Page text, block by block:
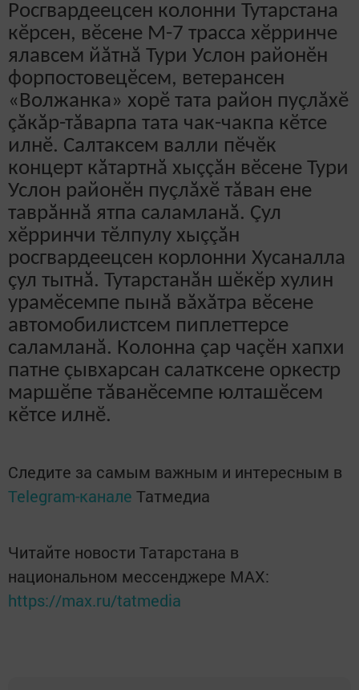
Росгвардеецсен колонни Тутарстана
кӗрсен, вӗсене М-7 трасса хӗрринче
ялавсем йăтнă Тури Услон районӗн
форпостовецӗсем, ветерансен
«Волжанка» хорӗ тата район пуçлăхӗ
çăкăр-тăварпа тата чак-чакпа кӗтсе
илнӗ. Салтаксем валли пӗчӗк
концерт кăтартнă хыççăн вӗсене Тури
Услон районӗн пуçлăхӗ тăван ене
таврăннă ятпа саламланă. Çул
хӗрринчи тӗлпулу хыççăн
росгвардеецсен корлонни Хусаналла
çул тытнă. Тутарстанăн шӗкӗр хулин
урамӗсемпе пынă вăхăтра вӗсене
автомобилистсем пиплеттерсе
саламланă. Колонна çар чаçӗн хапхи
патне çывхарсан салатксене оркестр
маршӗпе тăванӗсемпе юлташӗсем
кӗтсе илнӗ.
Следите за самым важным и интересным в
Telegram-канале Татмедиа
Читайте новости Татарстана в
национальном мессенджере MАХ:
https://max.ru/tatmedia